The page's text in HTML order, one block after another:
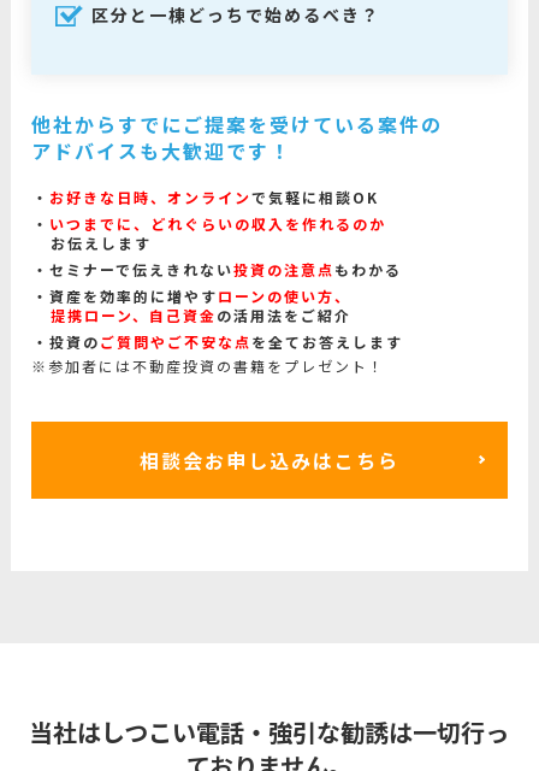
区分と一棟どっちで始めるべき？
他社からすでにご提案を受けている案件の
アドバイスも大歓迎です！
お好きな日時、オンラインで気軽に相談OK
いつまでに、どれぐらいの収入を作れるのか
お伝えします
セミナーで伝えきれない投資の注意点 もわかる
資産を効率的に増やすローンの使い方、
提携ローン、自己資金の活用法をご紹介
投資のご質問やご不安な点 を全てお答えします
※参加者には不動産投資の書籍をプレゼント！
相談会お申し込みはこちら
当社はしつこい電話・強引な勧誘は一切行っ